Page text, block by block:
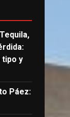
tipo y
Páez: